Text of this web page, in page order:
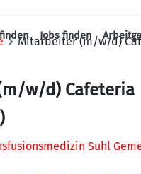
Jobs finden
Mitarbeiter (m/w/d)
w/d) Cafeteria
Suhl